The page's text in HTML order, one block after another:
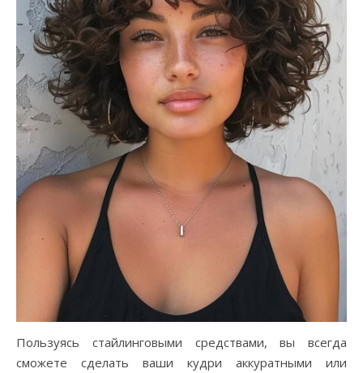
Пользуясь стайлинговыми средствами, вы всегда
сможете сделать ваши кудри аккуратными или